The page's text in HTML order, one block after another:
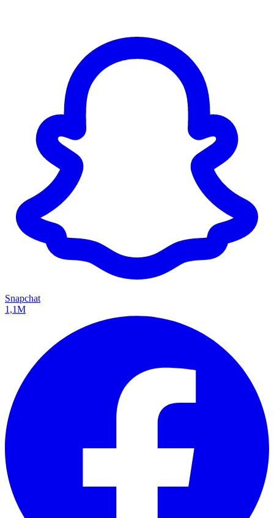
Snapchat
1,1M